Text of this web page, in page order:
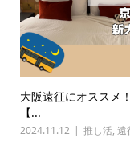
大阪遠征にオススメ
【...
2024.11.12 推し活, 遠